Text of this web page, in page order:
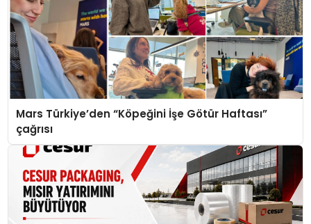
Mars Türkiye’den “Köpeğini İşe Götür Haftası”
çağrısı